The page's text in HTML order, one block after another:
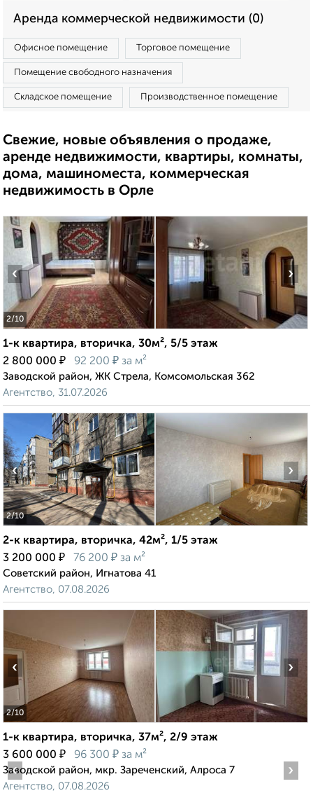
Аренда коммерческой недвижимости (0)
Офисное помещение Торговое помещение
Помещение свободного назначения
Складское помещение Производственное помещение
Свежие, новые объявления о продаже,
аренде недвижимости, квартиры, комнаты,
дома, машиноместа, коммерческая
недвижимость в Орле
2/10
‹ ›
1-к квартира, вторичка, 30м², 5/5 этаж
2 800 000 ₽ 92 200 ₽ за м²
Заводской район, ЖК Стрела, Комсомольская 362
Агентство, 31.07.2026
2/10
‹ ›
2-к квартира, вторичка, 42м², 1/5 этаж
3 200 000 ₽ 76 200 ₽ за м²
Советский район, Игнатова 41
Агентство, 07.08.2026
2/10
‹ ›
1-к квартира, вторичка, 37м², 2/9 этаж
3 600 000 ₽ 96 300 ₽ за м²
Заводской район, мкр. Зареченский, Алроса 7
Агентство, 07.08.2026
‹ ›